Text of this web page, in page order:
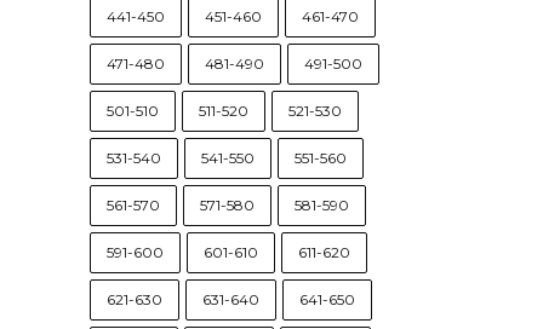
441-450 451-460 461-470
471-480 481-490 491-500
501-510 511-520 521-530
531-540 541-550 551-560
561-570 571-580 581-590
591-600 601-610 611-620
621-630 631-640 641-650